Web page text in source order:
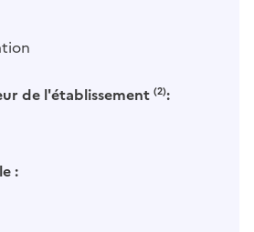
de l'établissement (2):
: